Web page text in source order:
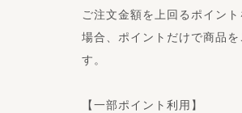
ご注文金額を上回るポイン
場合、ポイントだけで商品を
す。
【一部ポイント利用】